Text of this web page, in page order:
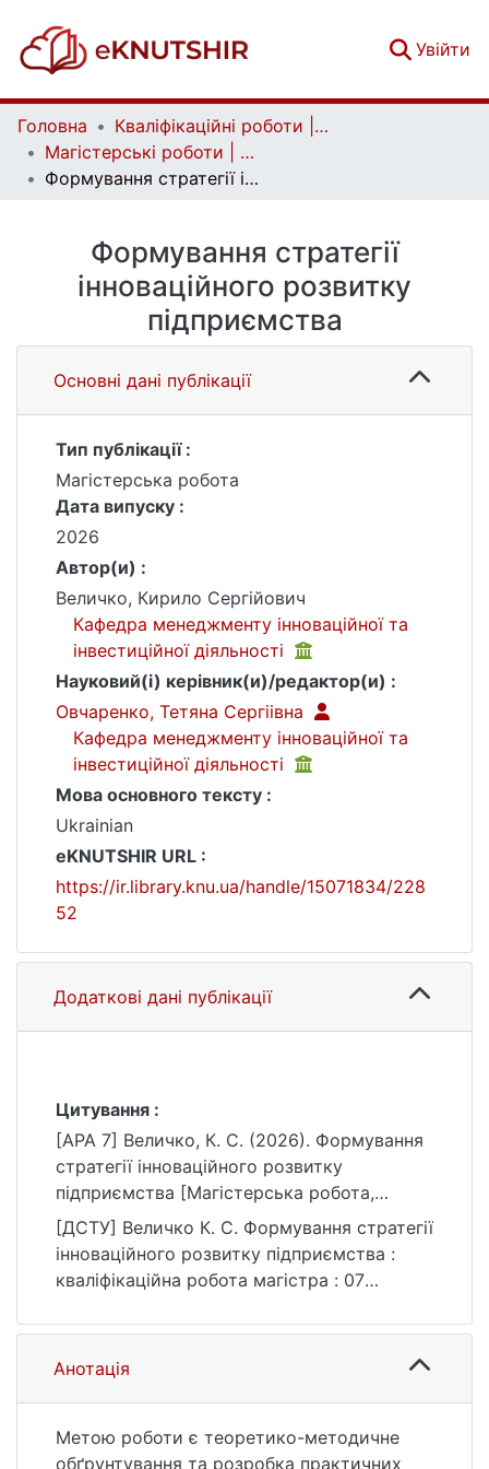
Увійти
Головна
Кваліфікаційні роботи | Qualifying works
Магістерські роботи | Master's theses
Формування стратегії інноваційного розвитку підприємства
Формування стратегії
інноваційного розвитку
підприємства
Основні дані публікації
Тип публікації :
Магістерська робота
Дата випуску :
2026
Автор(и) :
Величко, Кирило Сергійович
Кафедра менеджменту інноваційної та
інвестиційної діяльності
Науковий(і) керівник(и)/редактор(и) :
Овчаренко, Тетяна Сергіівна
Кафедра менеджменту інноваційної та
інвестиційної діяльності
Мова основного тексту :
Ukrainian
eKNUTSHIR URL :
https://ir.library.knu.ua/handle/15071834/228
52
Додаткові дані публікації
Цитування :
[APA 7] Величко, К. С. (2026). Формування
стратегії інноваційного розвитку
підприємства [Магістерська робота,
Київський національний університет імені
Тараса Шевченка]. eKNUTSHIR.
https://ir.library.knu.ua/handle/15071834/228
[ДСТУ] Величко К. С. Формування стратегії
інноваційного розвитку підприємства :
кваліфікаційна робота магістра : 07
Т. С. Овчаренко. Київ, 2026. 69 с. URL:
https://ir.library.knu.ua/handle/15071834/228
52 (дата звернення: 25.07.2026).
Анотація
Метою роботи є теоретико-методичне
обґрунтування та розробка практичних